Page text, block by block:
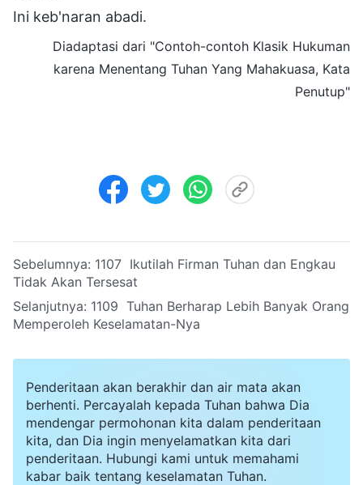
Ini keb'naran abadi.
Diadaptasi dari "Contoh-contoh Klasik Hukuman
karena Menentang Tuhan Yang Mahakuasa, Kata
Penutup"
Sebelumnya: 1107 Ikutilah Firman Tuhan dan Engkau
Tidak Akan Tersesat
Selanjutnya: 1109 Tuhan Berharap Lebih Banyak Orang
Memperoleh Keselamatan-Nya
Penderitaan akan berakhir dan air mata akan
berhenti. Percayalah kepada Tuhan bahwa Dia
mendengar permohonan kita dalam penderitaan
kita, dan Dia ingin menyelamatkan kita dari
penderitaan. Hubungi kami untuk memahami
kabar baik tentang keselamatan Tuhan.